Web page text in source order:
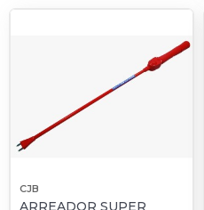
CJB
ARREADOR SUPER